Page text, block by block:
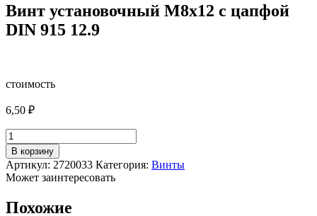
Винт установочный М8х12 с цапфой
DIN 915 12.9
стоимость
6,50 ₽
Количество
товара
Винт
установочный
М8х12
цапфой
В корзину
Артикул: 2720033 Категория: Винты
Может заинтересовать
Похожие